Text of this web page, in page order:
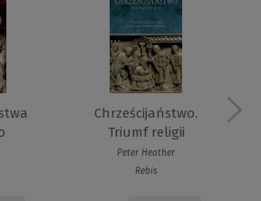
Chrześcijaństwo.
Triumf religii
Peter Heather
Rebis